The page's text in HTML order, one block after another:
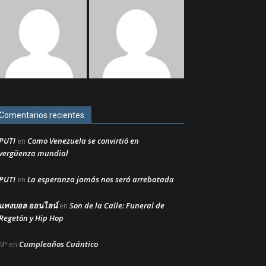
recientes
en Como Venezuela se convirtió en
mundial
en La esperanza jamás nos será arrebatada
แทงบอล ออนไลน์en Son de la Calle: Funeral de
y Hip Hop
Mª en Cumpleaños Cuántico